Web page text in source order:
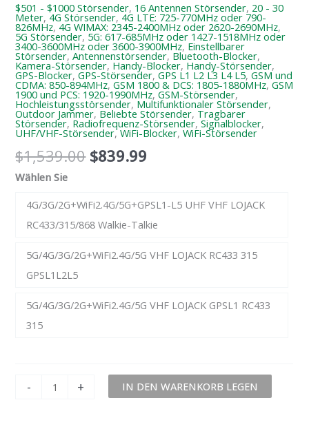
$501 - $1000 Störsender, 16 Antennen Störsender, 20 - 30
Meter, 4G Störsender, 4G LTE: 725-770MHz oder 790-
826MHz, 4G WIMAX: 2345-2400MHz oder 2620-2690MHz,
5G Störsender, 5G: 617-685MHz oder 1427-1518MHz oder
3400-3600MHz oder 3600-3900MHz, Einstellbarer
Störsender,Antennenstörsender, Bluetooth-Blocker,
Kamera-Störsender, Handy-Blocker, Handy-Störsender,
GPS-Blocker,GPS-Störsender,GPS L1 L2 L3 L4 L5,GSM und
CDMA: 850-894MHz,GSM 1800 & DCS: 1805-1880MHz,GSM
1900 und PCS: 1920-1990MHz,GSM-Störsender,
Hochleistungsstörsender, Multifunktionaler Störsender,
Outdoor Jammer, Beliebte Störsender, Tragbarer
Störsender, Radiofrequenz-Störsender,Signalblocker,
UHF/VHF-Störsender,WiFi-Blocker,WiFi-Störsender
$1,539.00 $839.99
Wählen Sie
4G/3G/2G+WiFi2.4G/5G+GPSL1-L5 UHF VHF LOJACK
RC433/315/868 Walkie-Talkie
5G/4G/3G/2G+WiFi2.4G/5G VHF LOJACK RC433 315
GPSL1L2L5
5G/4G/3G/2G+WiFi2.4G/5G VHF LOJACK GPSL1 RC433
315
- + IN DEN WARENKORB LEGEN